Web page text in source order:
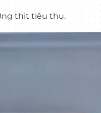
thịt tiêu thụ.